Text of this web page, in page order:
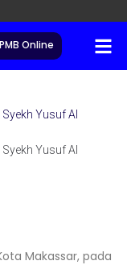
Online
Yusuf Al
Yusuf Al
Makassar, pada